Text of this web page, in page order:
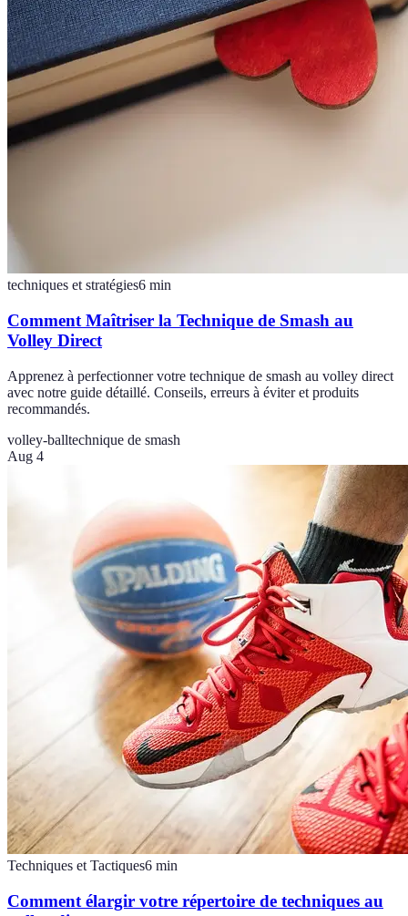
techniques et stratégies6 min
Comment Maîtriser la Technique de Smash au
Volley Direct
Apprenez à perfectionner votre technique de smash au volley direct
avec notre guide détaillé. Conseils, erreurs à éviter et produits
recommandés.
volley-balltechnique de smash
Aug 4
Techniques et Tactiques6 min
Comment élargir votre répertoire de techniques au